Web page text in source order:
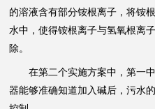
的溶液含有部分铵根离子，将铵
水中，使得铵根离子与氢氧根离
除。
在第二个实施方案中，第一中
器能够准确知道加入碱后，污水